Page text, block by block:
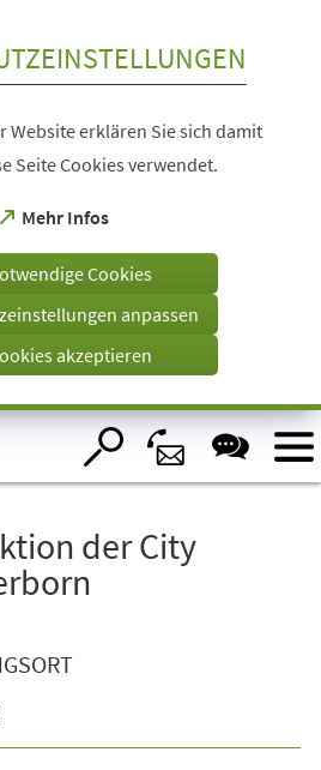
Website erklären Sie sich damit
Seite Cookies verwendet.
Mehr Infos
(Öffnet
einem
Cookies
anpassen
akzeptieren
der City